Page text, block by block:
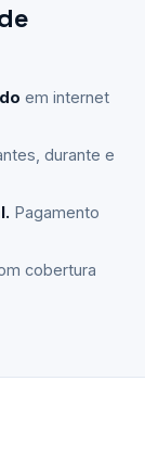
em internet
durante e
Pagamento
cobertura